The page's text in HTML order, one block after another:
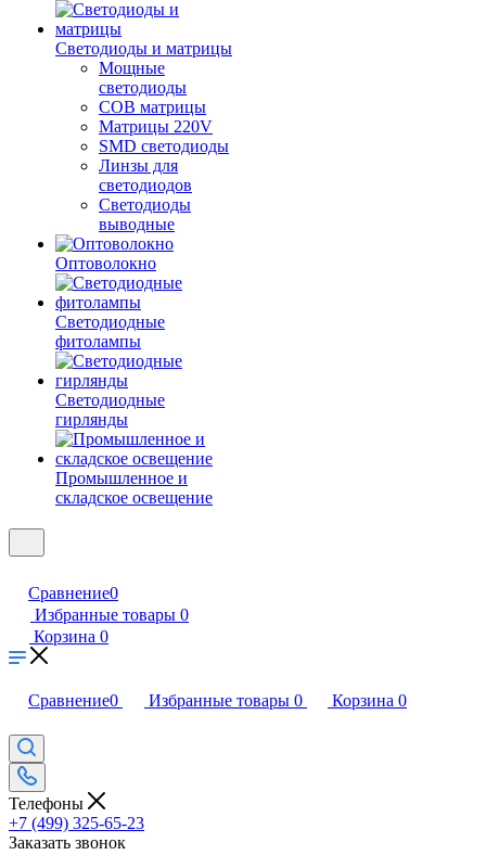
Светодиоды и матрицы
Мощные
светодиоды
COB матрицы
Матрицы 220V
SMD светодиоды
Линзы для
светодиодов
Светодиоды
выводные
Оптоволокно
Светодиодные
фитолампы
Светодиодные
гирлянды
Промышленное и
складское освещение
Сравнение0
Избранные товары 0
Корзина 0
Сравнение0 Избранные товары 0 Корзина 0
Телефоны
+7 (499) 325-65-23
Заказать звонок